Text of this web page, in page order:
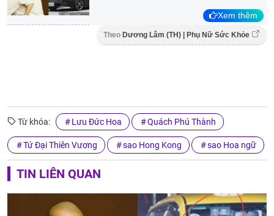
Xem thêm
Theo Dương Lâm (TH) | Phụ Nữ Sức Khỏe
Từ khóa: Lưu Đức Hoa Quách Phú Thành
Tứ Đại Thiên Vương sao Hong Kong sao Hoa ngữ
TIN LIÊN QUAN